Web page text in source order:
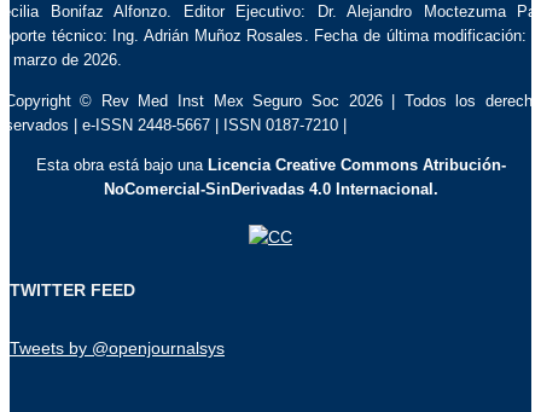
Bonifaz Alfonzo. Editor Ejecutivo: Dr. Alejandro Moctezuma
técnico: Ing. Adrián Muñoz Rosales. Fecha de última modificación:
marzo de 2026.
© Rev Med Inst Mex Seguro Soc 2026 | Todos los
| e-ISSN 2448-5667 | ISSN 0187-7210 |
Esta obra está bajo una Licencia Creative Commons Atribución-
NoComercial-SinDerivadas 4.0 Internacional.
TWITTER FEED
Tweets by @openjournalsys